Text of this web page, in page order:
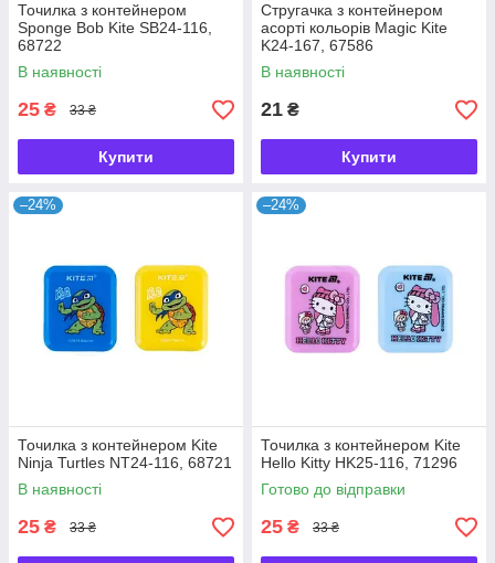
Точилка з контейнером
Sponge Bob Kite SB24-116,
68722
В наявності
25 ₴ 33 ₴
Купити
Стругачка з контейнером
асорті кольорів Magic Kite
K24-167, 67586
В наявності
21 ₴
Купити
–24%
Точилка з контейнером Kite
Ninja Turtles NT24-116, 68721
В наявності
25 ₴ 33 ₴
–24%
Точилка з контейнером Kite
Hello Kitty HK25-116, 71296
Готово до відправки
25 ₴ 33 ₴